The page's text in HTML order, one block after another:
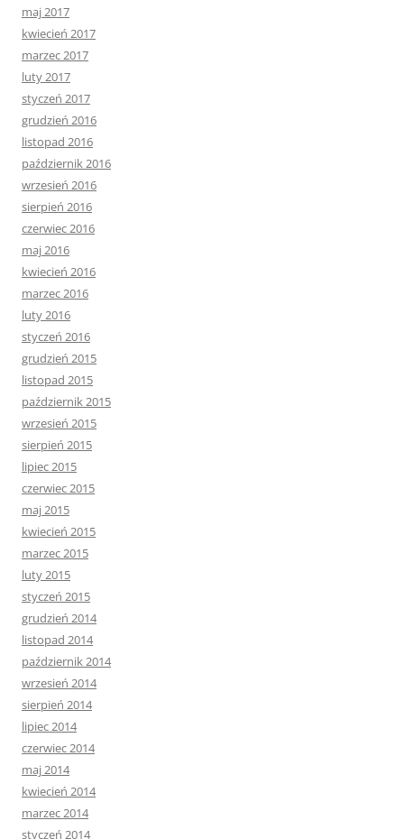
maj 2017
kwiecień 2017
marzec 2017
luty 2017
styczeń 2017
grudzień 2016
listopad 2016
październik 2016
wrzesień 2016
sierpień 2016
czerwiec 2016
maj 2016
kwiecień 2016
marzec 2016
luty 2016
styczeń 2016
grudzień 2015
listopad 2015
październik 2015
wrzesień 2015
sierpień 2015
lipiec 2015
czerwiec 2015
maj 2015
kwiecień 2015
marzec 2015
luty 2015
styczeń 2015
grudzień 2014
listopad 2014
październik 2014
wrzesień 2014
sierpień 2014
lipiec 2014
czerwiec 2014
maj 2014
kwiecień 2014
marzec 2014
styczeń 2014